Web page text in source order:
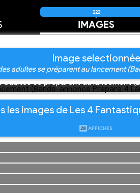
IMAGES
222
Image selectionnée
adultes se préparent au lancement
se préparent au lancement
les images de Les 4
28 AFFICHES